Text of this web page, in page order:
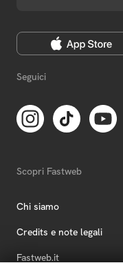
Seguici
Scopri Fastweb
Chi siamo
Credits e note legali
Fastweb.it